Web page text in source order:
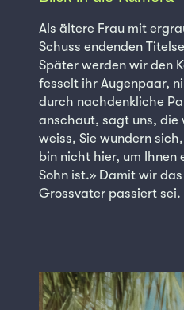
Als ältere Frau mit
Schuss endenden
Später werden wir den
fesselt ihr Augenpaar,
durch nachdenkliche
anschaut, sagt uns, die
weiss, Sie wundern
bin nicht hier, um Ihnen
Sohn ist.» Damit wir
Grossvater passiert sei.